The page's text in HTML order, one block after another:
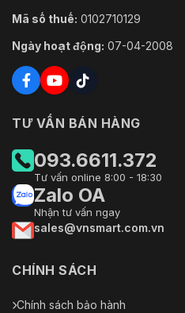
Mã số thuế: 0102710129
Ngày hoạt động: 07-04-2008
TƯ VẤN BÁN HÀNG
093.6611.372
Tư vấn online 8:00 - 18:30
Zalo OA
Nhận tư vấn ngay
sales@vnsmart.com.vn
CHÍNH SÁCH
Chính sách bảo hành